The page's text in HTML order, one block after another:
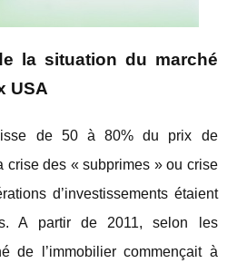
la situation du marché
USA
de 50 à 80% du prix de
crise des « subprimes » ou crise
d’investissements étaient
A partir de 2011, selon les
de l’immobilier commençait à